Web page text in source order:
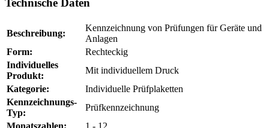
Technische Daten
Beschreibung:
Kennzeichnung von Prüfungen für Geräte und
Anlagen
Form:
Rechteckig
Individuelles
Produkt:
Mit individuellem Druck
Kategorie:
Individuelle Prüfplaketten
Kennzeichnungs-
Typ:
Prüfkennzeichnung